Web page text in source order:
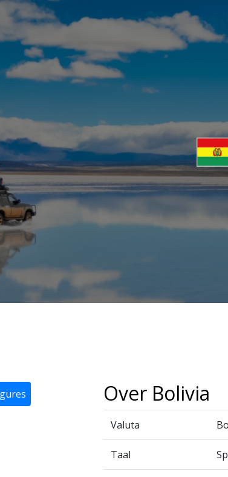
Over Bolivia
Valuta
Taal